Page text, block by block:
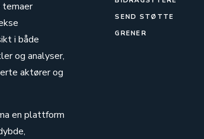
temaer
i både
og analyser,
aktører og
en plattform
SEND STØTTE
GRENER